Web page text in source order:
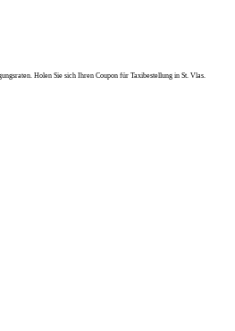
Holen Sie sich Ihren Coupon für Taxibestellung in St. Vlas.